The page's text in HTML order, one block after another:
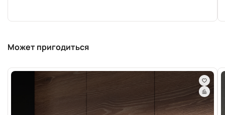
Может пригодиться